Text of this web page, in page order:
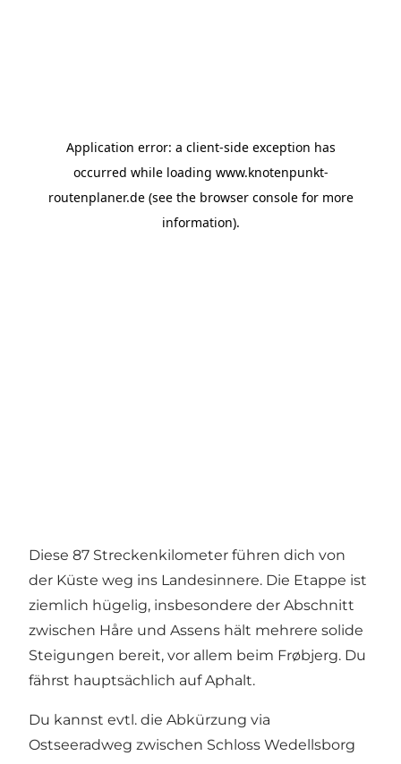
Diese 87 Streckenkilometer führen dich von
der Küste weg ins Landesinnere. Die Etappe ist
ziemlich hügelig, insbesondere der Abschnitt
zwischen Håre und Assens hält mehrere solide
Steigungen bereit, vor allem beim Frøbjerg. Du
fährst hauptsächlich auf Aphalt.
Du kannst evtl. die Abkürzung via
Ostseeradweg zwischen Schloss Wedellsborg